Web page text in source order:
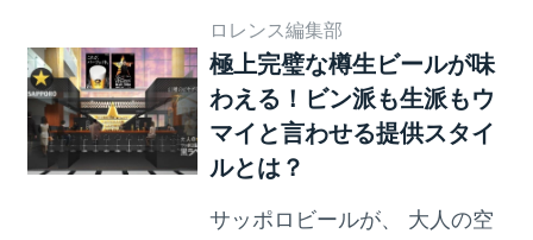
ロレンス編集部
極上完璧な樽生ビールが味
わえる！ビン派も生派もウ
マイと言わせる提供スタイ
ルとは？
サッポロビールが、 大人の空